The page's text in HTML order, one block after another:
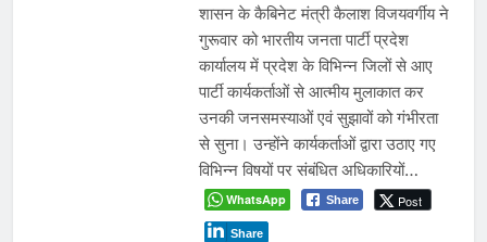
शासन के कैबिनेट मंत्री कैलाश विजयवर्गीय ने
गुरूवार को भारतीय जनता पार्टी प्रदेश
कार्यालय में प्रदेश के विभिन्न जिलों से आए
पार्टी कार्यकर्ताओं से आत्मीय मुलाकात कर
उनकी जनसमस्याओं एवं सुझावों को गंभीरता
से सुना। उन्होंने कार्यकर्ताओं द्वारा उठाए गए
विभिन्न विषयों पर संबंधित अधिकारियों…
WhatsApp Share Post
Share